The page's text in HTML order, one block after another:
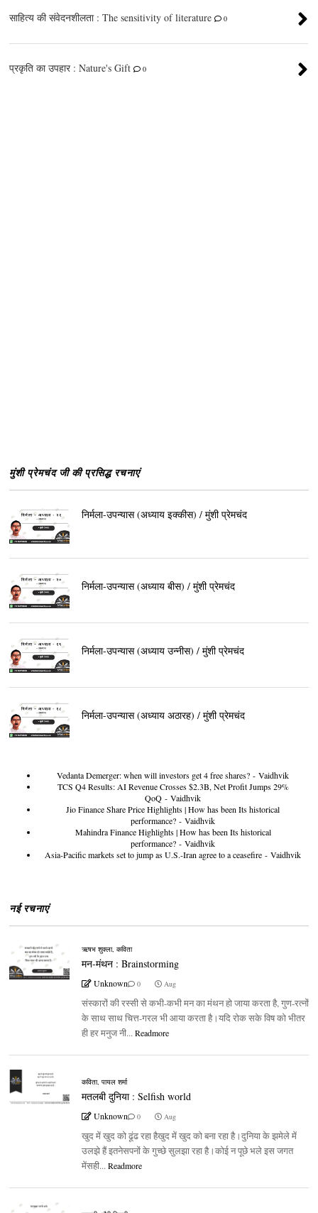
साहित्य की संवेदनशीलता : The sensitivity of literature 0
प्रकृति का उपहार : Nature's Gift 0
मुंशी प्रेमचंद जी की प्रसिद्ध रचनाएं
निर्मला-उपन्यास (अध्याय इक्कीस) / मुंशी प्रेमचंद
निर्मला-उपन्यास (अध्याय बीस) / मुंशी प्रेमचंद
निर्मला-उपन्यास (अध्याय उन्नीस) / मुंशी प्रेमचंद
निर्मला-उपन्यास (अध्याय अठारह) / मुंशी प्रेमचंद
Vedanta Demerger: when will investors get 4 free shares? - Vaidhvik
TCS Q4 Results: AI Revenue Crosses $2.3B, Net Profit Jumps 29%
QoQ - Vaidhvik
Jio Finance Share Price Highlights | How has been Its historical
performance? - Vaidhvik
Mahindra Finance Highlights | How has been Its historical
performance? - Vaidhvik
Asia-Pacific markets set to jump as U.S.-Iran agree to a ceasefire - Vaidhvik
नई रचनाएं
ऋषभ शुक्ला, कविता
मन-मंथन : Brainstorming
Unknown 0 Aug
संस्कारों की रस्सी से कभी-कभी मन का मंथन हो जाया करता है, गुण-रत्नों
के साथ साथ चित्त-गरल भी आया करता है।यदि रोक सके विष को भीतर
ही हर मनुज नी... Readmore
कविता, पायल शर्मा
मतलबी दुनिया : Selfish world
Unknown 0 Aug
खुद में खुद को ढूंढ रहा हैखुद में खुद को बना रहा है।दुनिया के झमेले में
उलझे हैं इतनेसपनों के गुच्छे सुलझा रहा है।कोई न पूछे भले इस जगत
मेंसही... Readmore